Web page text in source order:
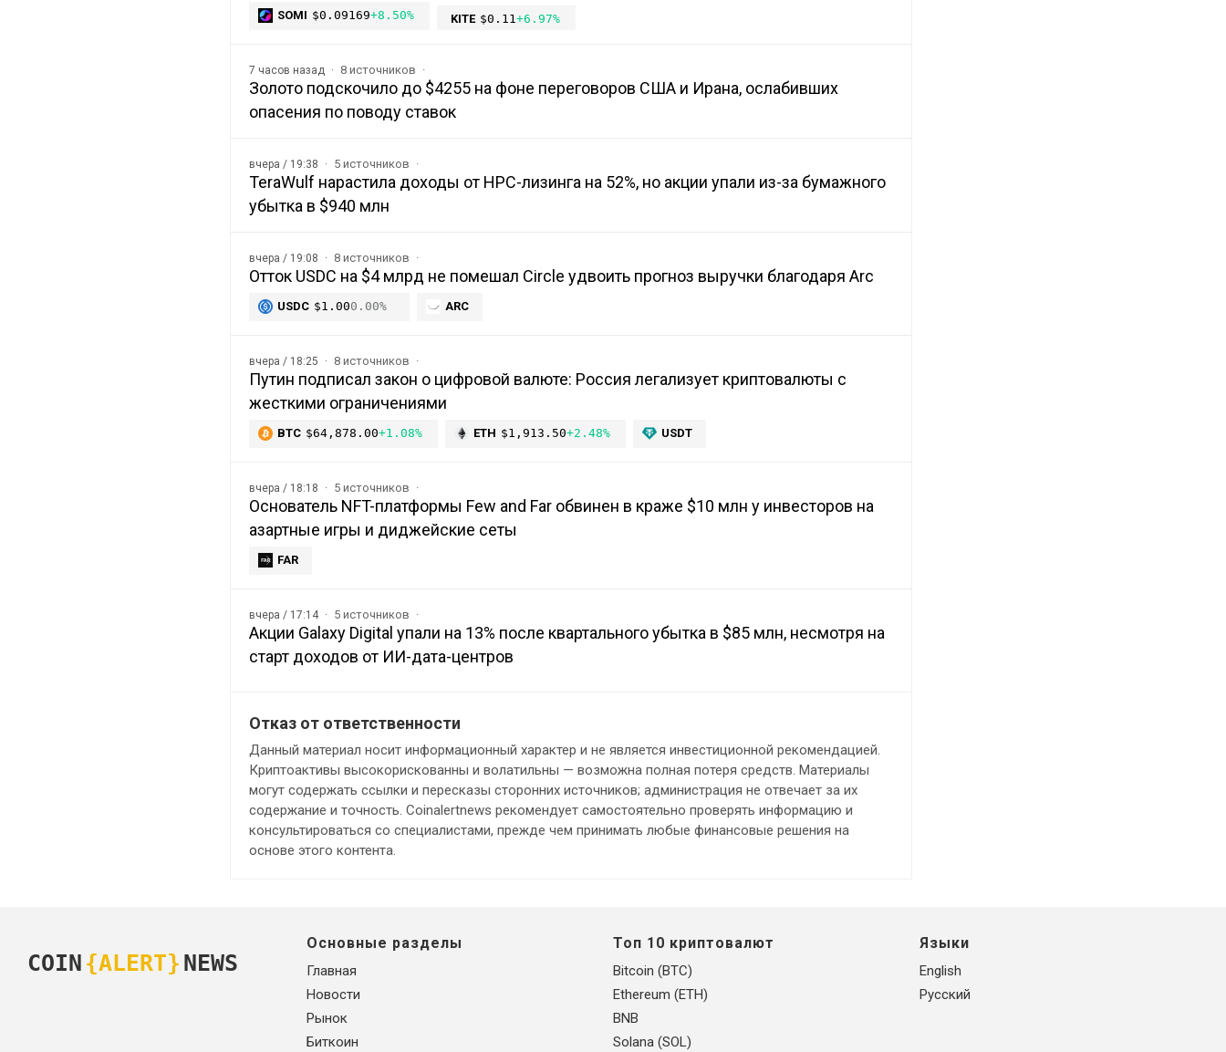
SOMI $0.09169+8.50% KITE $0.11 +6.97%
7 часов назад 8 источников
Золото подскочило до $4255 на фоне переговоров США и Ирана, ослабивших
опасения по поводу ставок
вчера / 19:38 5 источников
TeraWulf нарастила доходы от HPC-лизинга на 52%, но акции упали из-за бумажного
убытка в $940 млн
вчера / 19:08 8 источников
Отток USDC на $4 млрд не помешал Circle удвоить прогноз выручки благодаря Arc
USDC $1.000.00% ARC
вчера / 18:25 8 источников
Путин подписал закон о цифровой валюте: Россия легализует криптовалюты с
жесткими ограничениями
BTC $64,878.00+1.08% ETH $1,913.50+2.48% USDT
вчера / 18:18 5 источников
Основатель NFT-платформы Few and Far обвинен в краже $10 млн у инвесторов на
азартные игры и диджейские сеты
FAR
вчера / 17:14 5 источников
Акции Galaxy Digital упали на 13% после квартального убытка в $85 млн, несмотря на
старт доходов от ИИ-дата-центров
Отказ от ответственности
Данный материал носит информационный характер и не является инвестиционной рекомендацией.
Криптоактивы высокорискованны и волатильны — возможна полная потеря средств. Материалы
могут содержать ссылки и пересказы сторонних источников; администрация не отвечает за их
содержание и точность. Coinalertnews рекомендует самостоятельно проверять информацию и
консультироваться со специалистами, прежде чем принимать любые финансовые решения на
основе этого контента.
COIN {ALERT} NEWS
Основные разделы
Главная
Новости
Рынок
Биткоин
Топ 10 криптовалют
Bitcoin (BTC)
Ethereum (ETH)
BNB
Solana (SOL)
Языки
English
Русский